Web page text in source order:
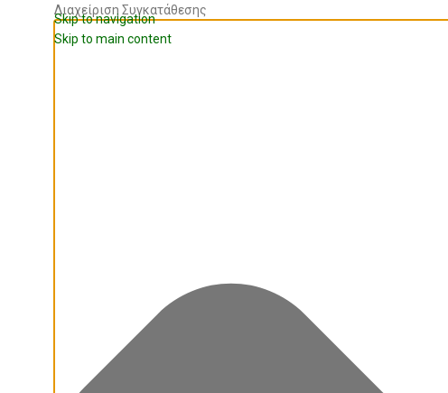
Διαχείριση Συγκατάθεσης
Skip to navigation
Skip to main content